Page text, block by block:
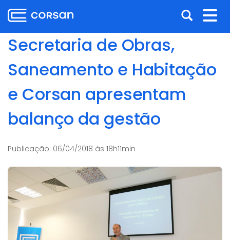
para
o
conteúdo
para
menu
para
para
o
conteúdo
Abrir
a
Secretaria de Obras,
Saneamento e Habitação
e Corsan apresentam
balanço da gestão
Publicação: 06/04/2018 às 18h11min